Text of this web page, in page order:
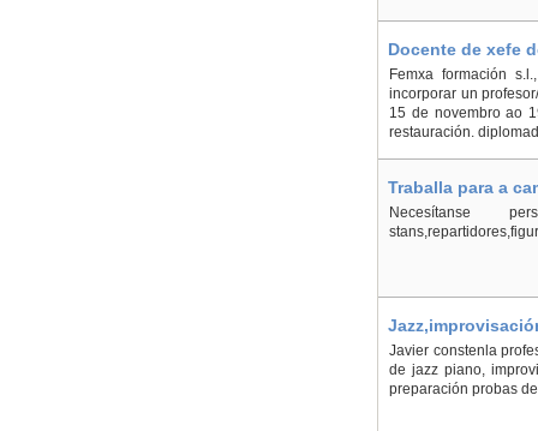
Docente de xefe
Femxa formación
incorporar un
15 de novembro ao
restauración.
Traballa para a
Necesítanse
Javier constenla
de jazz piano,
preparación probas